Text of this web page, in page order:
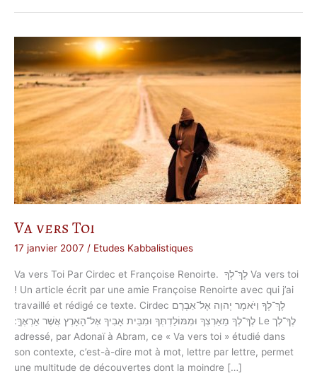
Va vers Toi
17 janvier 2007 / Etudes Kabbalistiques
Va vers Toi Par Cirdec et Françoise Renoirte. לֶךְ־לְךָ Va vers toi
! Un article écrit par une amie Françoise Renoirte avec qui j’ai
travaillé et rédigé ce texte. Cirdec לֶךְ־לְךָ וַיֹּאמֶר יְהוָה אֶל־אַבְרָם
לֶךְ־לְךָ מֵאַרְצְךָ וּמִמּוֹלַדְתְּךָ וּמִבֵּית אָבִיךָ אֶל־הָאָרֶץ אֲשֶׁר אַרְאֶךָּ ׃ Le לֶךְ־לְך
adressé, par Adonaï à Abram, ce « Va vers toi » étudié dans
son contexte, c’est-à-dire mot à mot, lettre par lettre, permet
une multitude de découvertes dont la moindre […]